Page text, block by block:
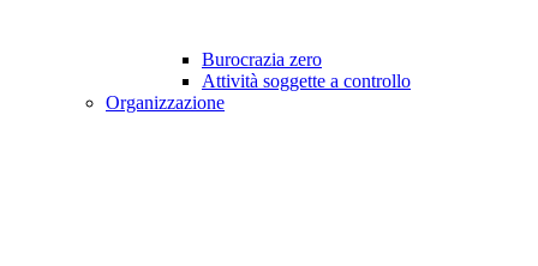
Burocrazia zero
Attività soggette a controllo
Organizzazione